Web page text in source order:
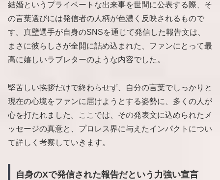
結婚というプライベートな出来事を世間に公表する際、そ
の言葉選びには発信者の人柄が色濃く反映されるもので
す。真壁選手が自身のSNSを通じて発信した報告文は、
まさに彼らしさが全開に詰め込まれた、ファンにとって最
高に嬉しいラブレターのような内容でした。
堅苦しい挨拶だけで終わらせず、自分の言葉でしっかりと
現在の心境をファンに届けようとする姿勢に、多くの人が
心を打たれました。ここでは、その発表文に込められたメ
ッセージの真意と、プロレス界に与えたインパクトについ
て詳しく考察していきます。
自身のXで発信された報告だという力強い宣言